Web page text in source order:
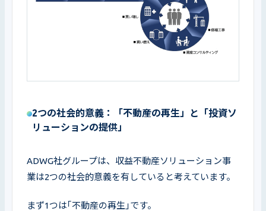
2つの社会的意義：「不動産の再生」と「投資ソ
リューションの提供」
ADWG社グループは、収益不動産ソリューション事
業は2つの社会的意義を有していると考えています。
まず1つは｢不動産の再生｣です。